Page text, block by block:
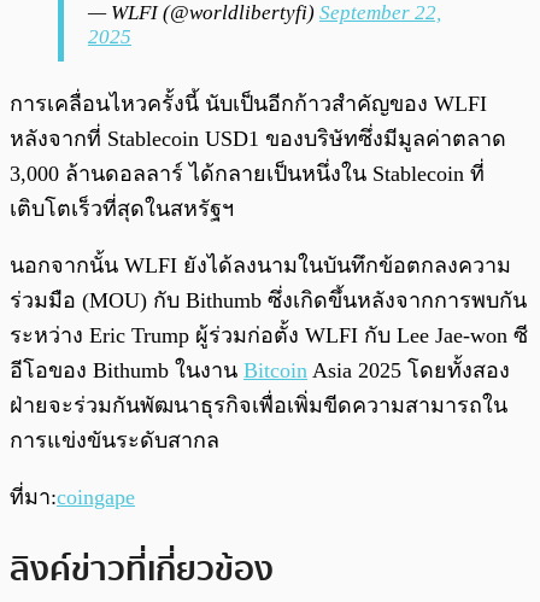
— WLFI (@worldlibertyfi) September 22,
2025
การเคลื่อนไหวครั้งนี้ นับเป็นอีกก้าวสำคัญของ WLFI
หลังจากที่ Stablecoin USD1 ของบริษัทซึ่งมีมูลค่าตลาด
3,000 ล้านดอลลาร์ ได้กลายเป็นหนึ่งใน Stablecoin ที่
เติบโตเร็วที่สุดในสหรัฐฯ
นอกจากนั้น WLFI ยังได้ลงนามในบันทึกข้อตกลงความ
ร่วมมือ (MOU) กับ Bithumb ซึ่งเกิดขึ้นหลังจากการพบกัน
ระหว่าง Eric Trump ผู้ร่วมก่อตั้ง WLFI กับ Lee Jae-won ซี
อีโอของ Bithumb ในงาน Bitcoin Asia 2025 โดยทั้งสอง
ฝ่ายจะร่วมกันพัฒนาธุรกิจเพื่อเพิ่มขีดความสามารถใน
การแข่งขันระดับสากล
ที่มา:coingape
ลิงค์ข่าวที่เกี่ยวข้อง